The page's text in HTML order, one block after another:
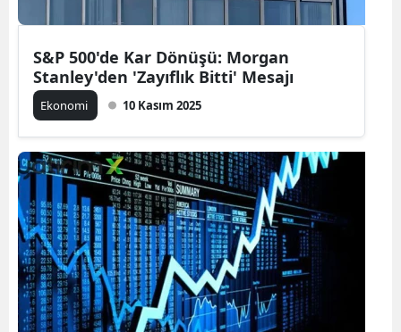
S&P 500'de Kar Dönüşü: Morgan
Stanley'den 'Zayıflık Bitti' Mesajı
Ekonomi 10 Kasım 2025